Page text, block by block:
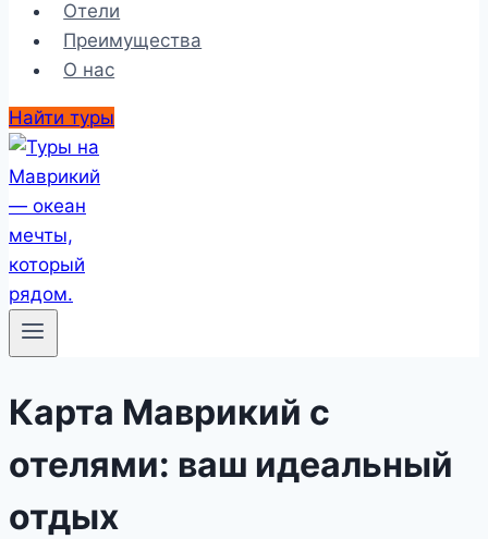
Отели
Преимущества
О нас
Найти туры
Карта Маврикий с
отелями: ваш идеальный
отдых